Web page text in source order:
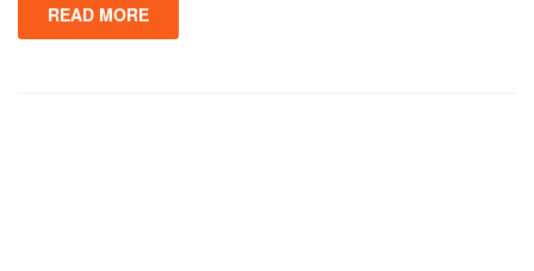
READ MORE